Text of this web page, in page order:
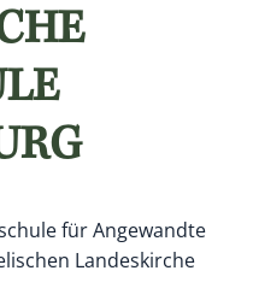
für Angewandte
Landeskirche